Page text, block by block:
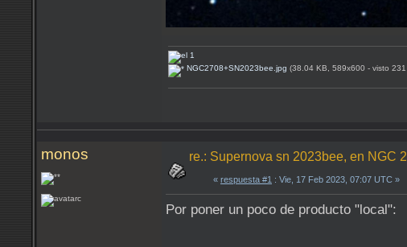
NGC2708+SN2023bee.jpg (38.04 KB, 589x600 - visto
monos re.: Supernova sn 2023bee, en NGC
« respuesta #1 : Vie, 17 Feb 2023, 07:07 UTC »
Por poner un poco de producto "local":